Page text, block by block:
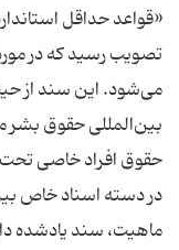
«قواعد حداقل
تصویب رسید که در
می‌شود. این سند از
بین‌المللی حقوق بشر
حقوق افراد خاصی تحت
در دسته اسناد خاص
ماهیت، سند یادشده